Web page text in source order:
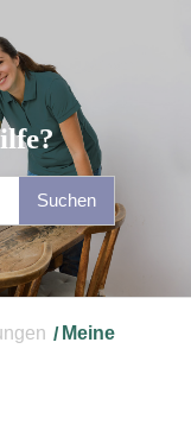
Suchen
Meine